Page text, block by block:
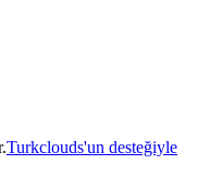
Turkclouds'un desteğiyle